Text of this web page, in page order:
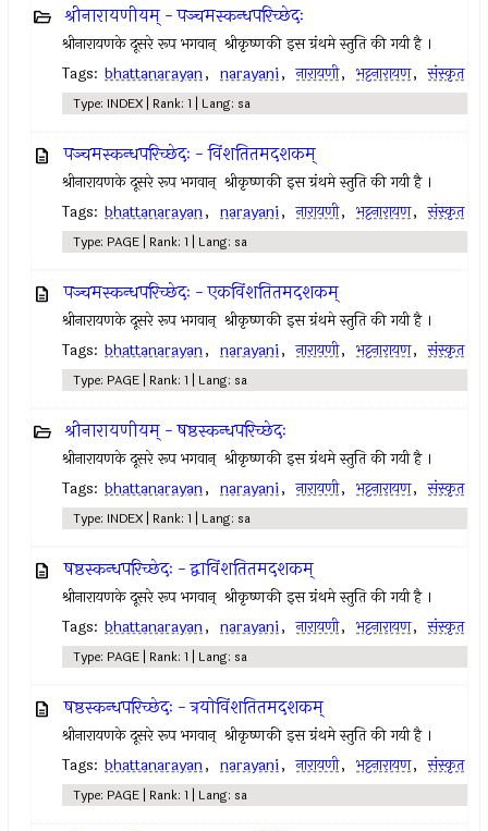
श्रीनारायणीयम् - पञ्चमस्कन्धपरिच्छेदः
श्रीनारायणके दूसरे रूप भगवान् ‍ श्रीकृष्णकी इस ग्रंथमे स्तुति की गयी है ।
Tags: bhattanarayan, narayani, नारायणी, भट्टनारायण, संस्कृत
Type: INDEX | Rank: 1 | Lang: sa
पञ्चमस्कन्धपरिच्छेदः - विंशतितमदशकम्
श्रीनारायणके दूसरे रूप भगवान् ‍ श्रीकृष्णकी इस ग्रंथमे स्तुति की गयी है ।
Tags: bhattanarayan, narayani, नारायणी, भट्टनारायण, संस्कृत
Type: PAGE | Rank: 1 | Lang: sa
पञ्चमस्कन्धपरिच्छेदः - एकविंशतितमदशकम्
श्रीनारायणके दूसरे रूप भगवान् ‍ श्रीकृष्णकी इस ग्रंथमे स्तुति की गयी है ।
Tags: bhattanarayan, narayani, नारायणी, भट्टनारायण, संस्कृत
Type: PAGE | Rank: 1 | Lang: sa
श्रीनारायणीयम् - षष्ठस्कन्धपरिच्छेदः
श्रीनारायणके दूसरे रूप भगवान् ‍ श्रीकृष्णकी इस ग्रंथमे स्तुति की गयी है ।
Tags: bhattanarayan, narayani, नारायणी, भट्टनारायण, संस्कृत
Type: INDEX | Rank: 1 | Lang: sa
षष्ठस्कन्धपरिच्छेदः - द्वाविंशतितमदशकम्
श्रीनारायणके दूसरे रूप भगवान् ‍ श्रीकृष्णकी इस ग्रंथमे स्तुति की गयी है ।
Tags: bhattanarayan, narayani, नारायणी, भट्टनारायण, संस्कृत
Type: PAGE | Rank: 1 | Lang: sa
षष्ठस्कन्धपरिच्छेदः - त्रयोविंशतितमदशकम्
श्रीनारायणके दूसरे रूप भगवान् ‍ श्रीकृष्णकी इस ग्रंथमे स्तुति की गयी है ।
Tags: bhattanarayan, narayani, नारायणी, भट्टनारायण, संस्कृत
Type: PAGE | Rank: 1 | Lang: sa